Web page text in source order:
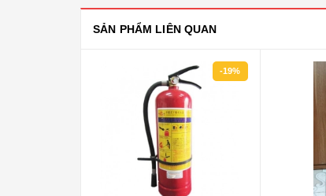
SẢN PHẨM LIÊN QUAN
-19%